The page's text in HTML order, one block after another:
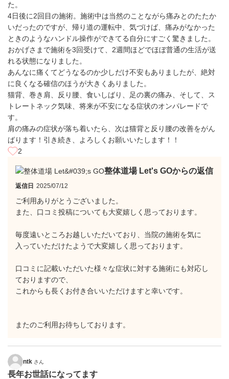
た。
4日後に2回目の施術。施術中は当然のことながら痛みとのたたか
いだったのですが、帰り道の運転中、気づけば、痛みがなかった
ときのようなハンドル操作ができてる自分にすごく驚きました。
おかげさまで施術を3回受けて、2週間ほどでほぼ普通の生活が送
れる状態になりました。
あんなに痛くてどうなるのか少しだけ不安もありましたが、絶対
に良くなる確信のほうが大きくありました。
猫背、巻き肩、反り腰、食いしばり、足の裏の痛み、そして、ス
トレートネック気味、将来が不安になる症状のオンパレードで
す。
肩の痛みの症状が落ち着いたら、次は猫背と反り腰の改善をがん
ばります！引き続き、よろしくお願いいたします！！
2
整体道場 Let's GOからの返信
返信日 2025/07/12
ご利用ありがとうございました。
また、口コミ投稿についても大変嬉しく思っております。
毎度遠いところお越しいただいており、当院の施術を気に
入っていただけたようで大変嬉しく思っております。
口コミに記載いただいた様々な症状に対する施術にも対応し
ておりますので、
これからも長くお付き合いいただけますと幸いです。
またのご利用お待ちしております。
ntk さん
長年お世話になってます